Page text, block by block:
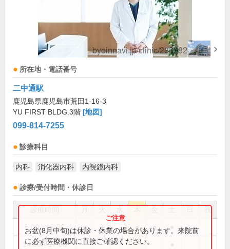
所在地・電話番号
二中通駅
鹿児島県鹿児島市荒田1-16-3
YU FIRST BLDG.3階 [地図]
099-814-7255
診療科目
内科 消化器内科 内視鏡内科
診療/受付時間・休診日
祝
9:00～12:30 ● ● ● ●
14:00～17:00
お盆(8月中旬)は休診・休業の場合があります。来院前
に必ず医療機関に直接ご確認ください。